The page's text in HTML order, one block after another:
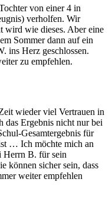
von einer 4 in
verholfen. Wir
wird wie dieses. Aber eine
Sommer dann auf ein
ins Herz geschlossen.
zu empfehlen.
wieder viel Vertrauen in
das Ergebnis nicht nur bei
Gesamtergebnis für
… Ich möchte mich an
Herrn B. für sein
können sicher sein, dass
weiter empfehlen